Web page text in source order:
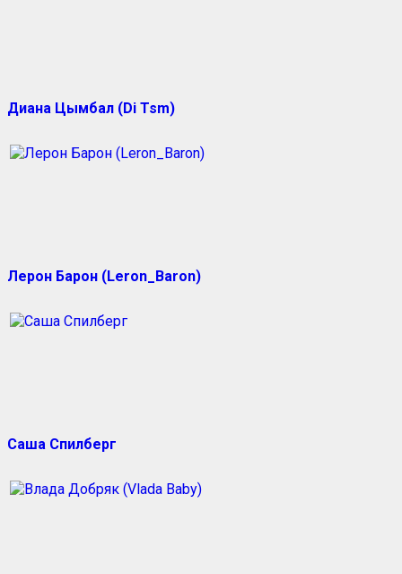
Диана Цымбал (Di Tsm)
Лерон Барон (Leron_Baron)
Саша Спилберг